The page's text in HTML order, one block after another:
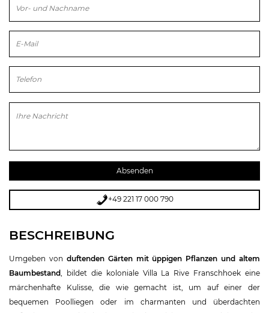
Bitte lasse dieses Feld leer.
+49 221 17 000 790
BESCHREIBUNG
Umgeben von duftenden Gärten mit üppigen Pflanzen und altem
Baumbestand , bildet die koloniale Villa La Rive Franschhoek eine
märchenhafte Kulisse, die wie gemacht ist, um auf einer der
bequemen Poolliegen oder im charmanten und überdachten